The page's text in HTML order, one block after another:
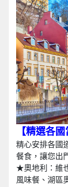
【精選各
精心安排各國
餐食，讓您出
★奧地利：維
風味餐、湖區